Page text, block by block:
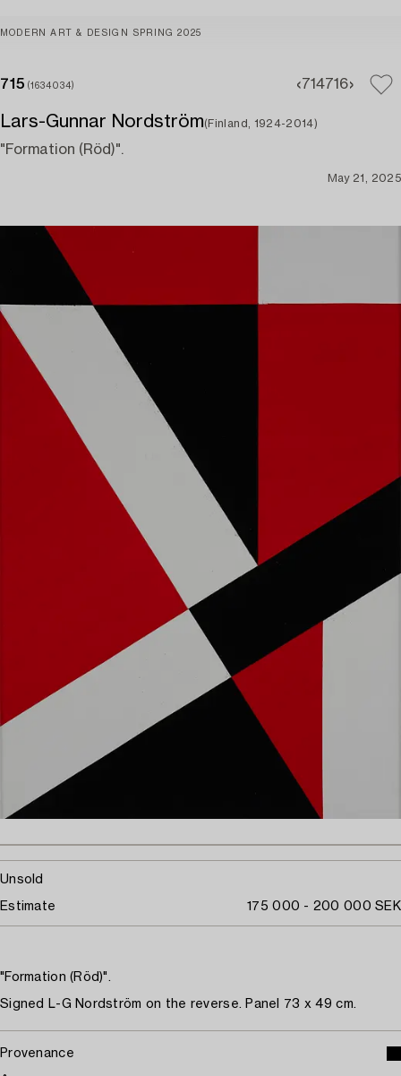
MODERN ART & DESIGN SPRING 2025
715 (1634034) 714716
Lars-Gunnar Nordström(Finland, 1924-2014)
"Formation (Röd)".
May 21, 2025
Unsold
Estimate 175 000 - 200 000 SEK
"Formation (Röd)".
Signed L-G Nordström on the reverse. Panel 73 x 49 cm.
Provenance